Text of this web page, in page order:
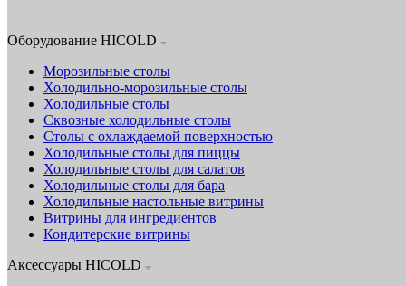
Оборудование HICOLD
Морозильные столы
Холодильно-морозильные столы
Холодильные столы
Сквозные холодильные столы
Столы с охлаждаемой поверхностью
Холодильные столы для пиццы
Холодильные столы для салатов
Холодильные столы для бара
Холодильные настольные витрины
Витрины для ингредиентов
Кондитерские витрины
Аксессуары HICOLD